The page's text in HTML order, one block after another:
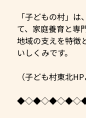
「子どもの村」
て、家庭養育と専
地域の支えを特徴
いしくみです。
（子ども村東北HP